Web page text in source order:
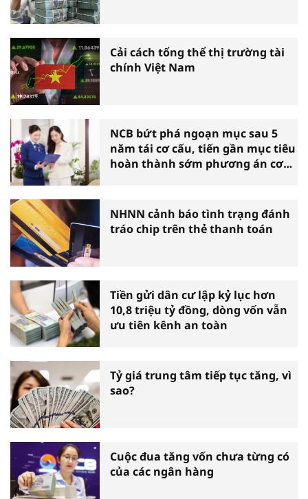
Cải cách tổng thể thị trường tài
chính Việt Nam
NCB bứt phá ngoạn mục sau 5
năm tái cơ cấu, tiến gần mục tiêu
hoàn thành sớm phương án cơ
NHNN cảnh báo tình trạng đánh
tráo chip trên thẻ thanh toán
Tiền gửi dân cư lập kỷ lục hơn
10,8 triệu tỷ đồng, dòng vốn vẫn
ưu tiên kênh an toàn
Tỷ giá trung tâm tiếp tục tăng, vì
sao?
Cuộc đua tăng vốn chưa từng có
của các ngân hàng